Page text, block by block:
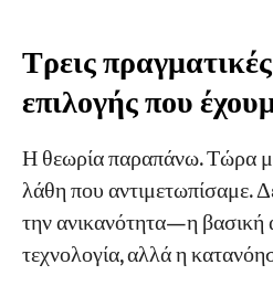
Τρεις
επιλογής που
Η θεωρία παραπάνω. Τώρα
λάθη που αντιμετωπίσαμε.
την ανικανότητα—η βασική
τεχνολογία, αλλά η